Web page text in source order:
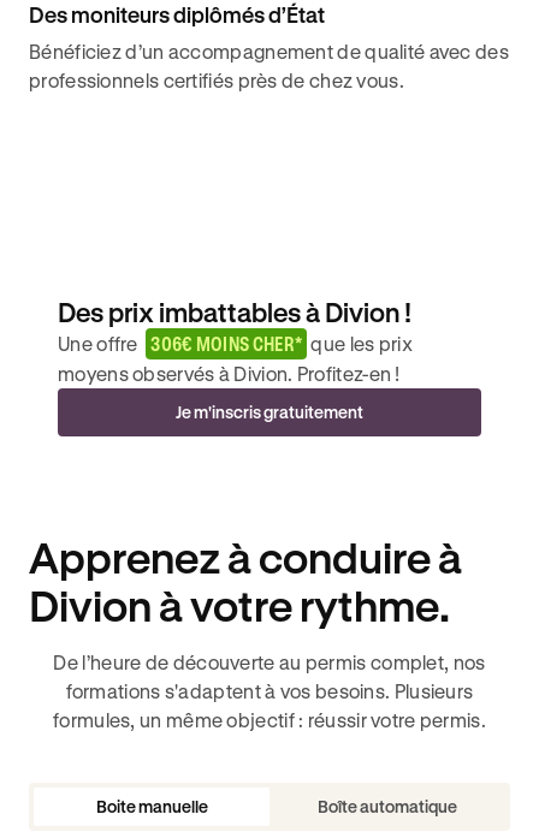
Des moniteurs diplômés d’État
Bénéficiez d’un accompagnement de qualité avec des
professionnels certifiés près de chez vous.
Des prix imbattables à Divion !
Une offre 306€ MOINS CHER* que les prix
moyens observés à Divion. Profitez-en !
Je m'inscris gratuitement
Apprenez à conduire à
Divion à votre rythme.
De l’heure de découverte au permis complet, nos
formations s'adaptent à vos besoins. Plusieurs
formules, un même objectif : réussir votre permis.
Boite manuelle Boîte automatique